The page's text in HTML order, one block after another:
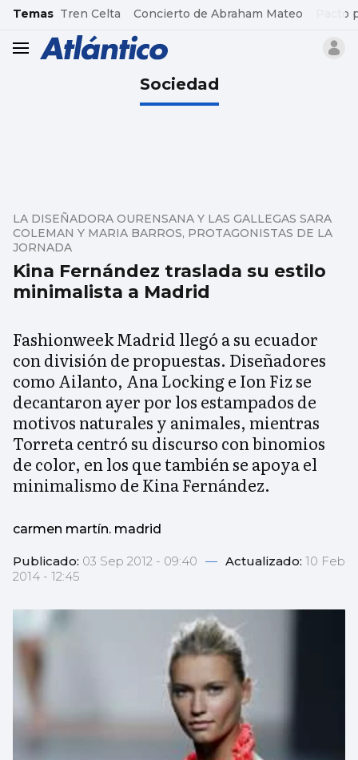
common.go-to-content
Temas Tren Celta Concierto de Abraham Mateo Pacto
header.menu.open
Sociedad
Kina Fernández traslada su estilo
minimalista a Madrid
LA DISEÑADORA OURENSANA Y LAS GALLEGAS SARA
COLEMAN Y MARIA BARROS, PROTAGONISTAS DE LA
JORNADA
Fashionweek Madrid llegó a su ecuador
con división de propuestas. Diseñadores
como Ailanto, Ana Locking e Ion Fiz se
decantaron ayer por los estampados de
motivos naturales y animales, mientras
Torreta centró su discurso con binomios
de color, en los que también se apoya el
minimalismo de Kina Fernández.
carmen martín. madrid
Publicado: 03 Sep 2012 - 09:40 — Actualizado: 10 Feb
2014 - 12:45